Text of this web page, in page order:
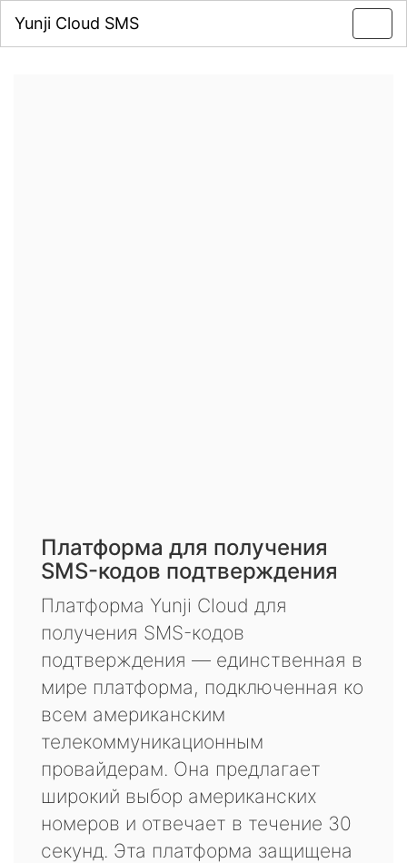
Yunji Cloud SMS
Платформа для получения
SMS-кодов подтверждения
Платформа Yunji Cloud для
получения SMS-кодов
подтверждения — единственная в
мире платформа, подключенная ко
всем американским
телекоммуникационным
провайдерам. Она предлагает
широкий выбор американских
номеров и отвечает в течение 30
секунд. Эта платформа защищена